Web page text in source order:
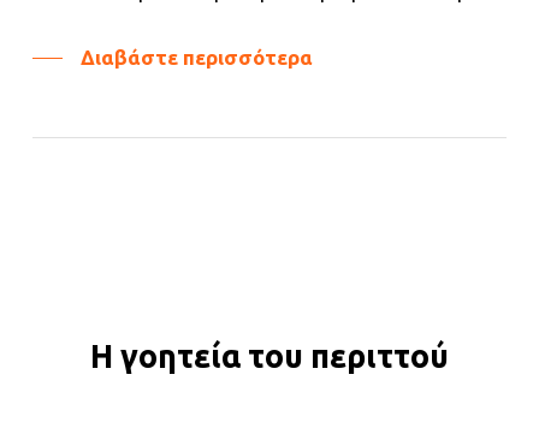
Διαβάστε περισσότερα
Η γοητεία του περιττού